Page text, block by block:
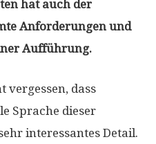
hat auch der
Anforderungen und
Aufführung.
dass
Sprache dieser
interessantes Detail.